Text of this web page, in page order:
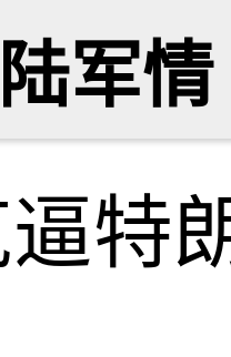
军情
特